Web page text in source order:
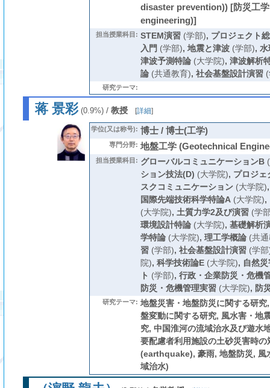
disaster prevention)) [防災工
engineering)]
担当授業科目: STEM演習(学部), プロジェクト
入門 (学部), 地震と津波(学部),
津波予測特論(大学院), 津波解析
論(共通教育), 社会基盤設計演習(
研究テーマ:
蒋 景彩(0.9%)/ 教授 [詳細]
学位(又は称号): 博士 / 博士(工学)
専門分野: 地盤工学 (Geotechnical
担当授業科目: グローバルコミュニケーションB(
ション技法(D) (大学院), プロジェ
スクコミュニケーション(大学院)
国際先端技術科学特論A(大学院),
(大学院), 土質力学2及び演習(学
環境設計特論(大学院), 基礎解析
学特論(大学院), 理工学概論(共通
習(学部), 社会基盤設計演習(学部
院), 科学技術論E(大学院), 自然
ト (学部), 行政・企業防災・危機
防災・危機管理実習(大学院), 防
研究テーマ: 地盤災害・地盤防災に関する研
盤変動に関する研究, 風水害・地
究, 中国淮河の流域治水及び遊水
要配慮者利用施設の土砂災害時の
(earthquake), 豪雨, 地盤防災, 風
域治水)